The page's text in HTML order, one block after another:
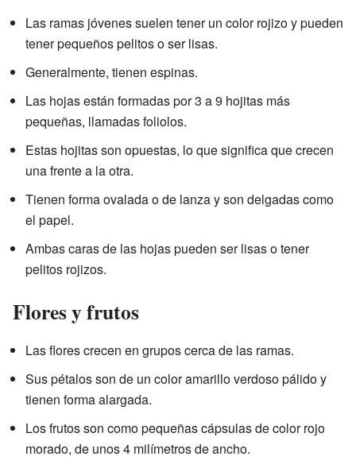
Las ramas jóvenes suelen tener un color rojizo y pueden
tener pequeños pelitos o ser lisas.
Generalmente, tienen espinas.
Las hojas están formadas por 3 a 9 hojitas más
pequeñas, llamadas foliolos.
Estas hojitas son opuestas, lo que significa que crecen
una frente a la otra.
Tienen forma ovalada o de lanza y son delgadas como
el papel.
Ambas caras de las hojas pueden ser lisas o tener
pelitos rojizos.
Flores y frutos
Las flores crecen en grupos cerca de las ramas.
Sus pétalos son de un color amarillo verdoso pálido y
tienen forma alargada.
Los frutos son como pequeñas cápsulas de color rojo
morado, de unos 4 milímetros de ancho.